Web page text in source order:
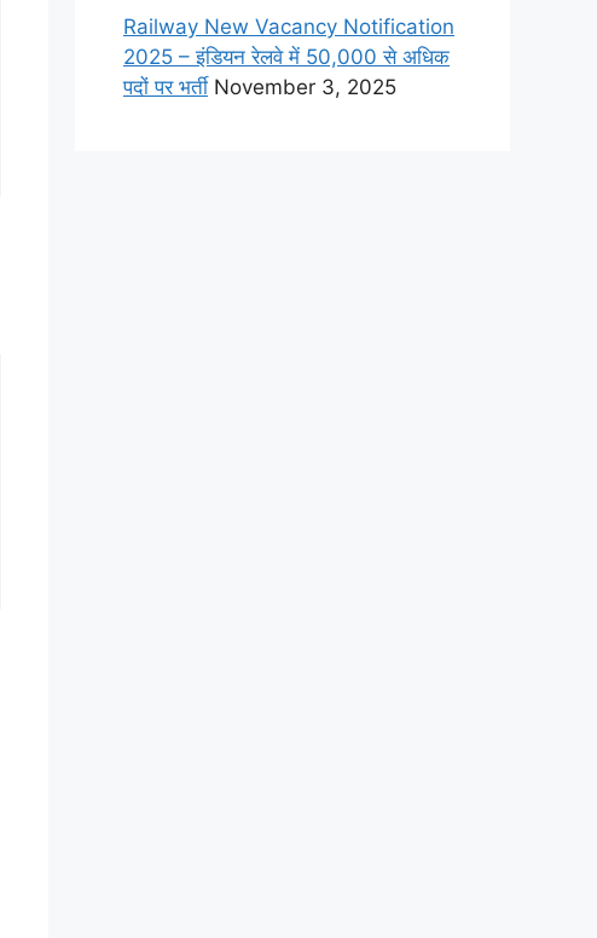
Railway New Vacancy Notification
2025 – इंडियन रेलवे में 50,000 से अधिक
पदों पर भर्ती November 3, 2025